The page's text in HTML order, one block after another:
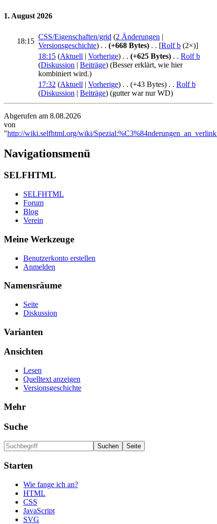
1. August 2026
18:15
CSS/Eigenschaften/grid ‎‎ (2 Änderungen |
Versionsgeschichte) . . (+668 Bytes) . . [Rolf b ‎ (2×)]
18:15 (Aktuell | Vorherige) . . (+625 Bytes) . . Rolf b
(Diskussion | Beiträge) (Besser erklärt, wie hier
kombiniert wird.)
17:32 (Aktuell | Vorherige) . . (+43 Bytes) . . Rolf b
(Diskussion | Beiträge) (gutter war nur WD)
Abgerufen am 8.08.2026
von
"http://wiki.selfhtml.org/wiki/
Navigationsmenü
SELFHTML
SELFHTML
Forum
Blog
Verein
Meine Werkzeuge
Benutzerkonto erstellen
Anmelden
Namensräume
Seite
Diskussion
Varianten
Ansichten
Lesen
Quelltext anzeigen
Versionsgeschichte
Mehr
Suche
Starten
Wie fange ich an?
HTML
CSS
JavaScript
SVG